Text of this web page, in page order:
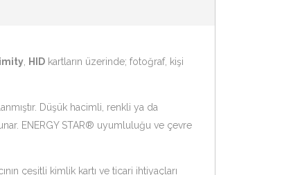
HID kartların üzerinde; fotoğraf, kişi
Düşük hacimli, renkli ya da
ENERGY STAR® uyumluluğu ve çevre
çeşitli kimlik kartı ve ticari ihtiyaçları